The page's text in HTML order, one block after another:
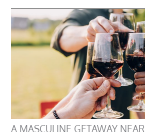
A MASCULINE GETAWAY